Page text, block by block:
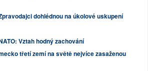
dohlédnou na úkolové uskupení
Vztah hodný zachování
třetí zemí na světě nejvíce zasaženou